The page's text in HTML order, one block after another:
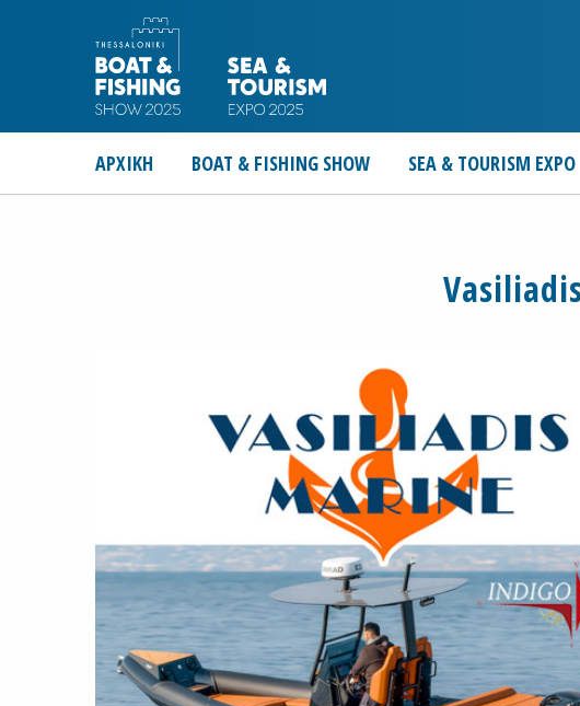
ΑΡΧΙΚΗ BOAT & FISHING SHOW SEA & TOURISM EXPO